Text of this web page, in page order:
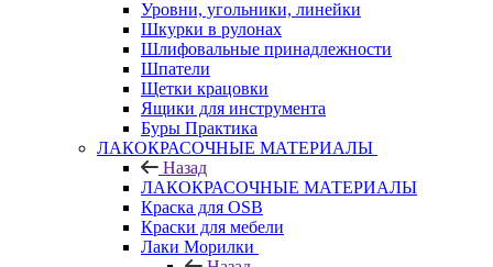
Уровни, угольники, линейки
Шкурки в рулонах
Шлифовальные принадлежности
Шпатели
Щетки крацовки
Ящики для инструмента
Буры Практика
ЛАКОКРАСОЧНЫЕ МАТЕРИАЛЫ
Назад
ЛАКОКРАСОЧНЫЕ МАТЕРИАЛЫ
Краска для OSB
Краски для мебели
Лаки Морилки